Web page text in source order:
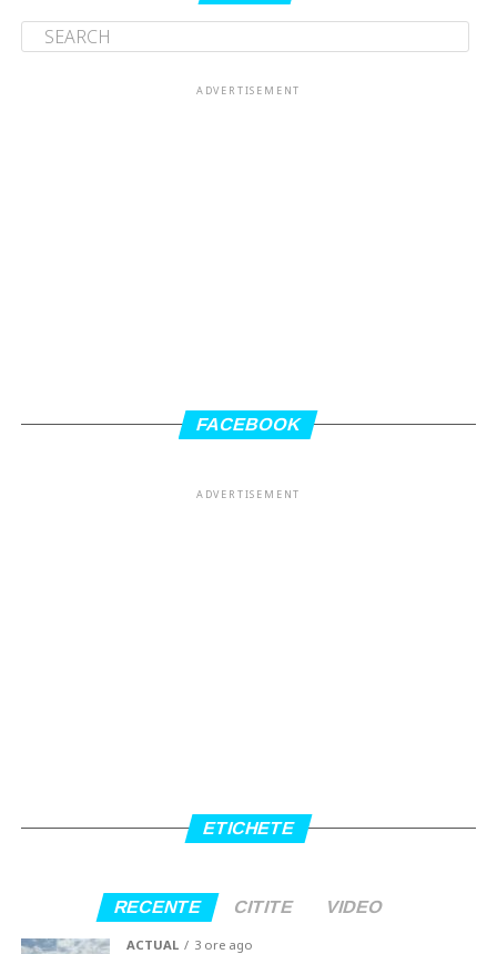
ADVERTISEMENT
FACEBOOK
ADVERTISEMENT
ETICHETE
RECENTE CITITE VIDEO
ACTUAL 3 ore ago